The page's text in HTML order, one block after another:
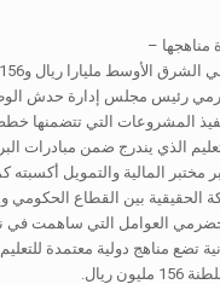
مناهجها –
مليارا ريال و156 مليونا في السلطنة –
رئيس مجلس إدارة حدش
المشروعات التي
الذي يندرج ضمن مبادرات
مختبر المالية والتمويل
الحقيقية بين القطاع الحكومي
العوامل التي ساهمت في
تضع مناهج دولية معتمدة